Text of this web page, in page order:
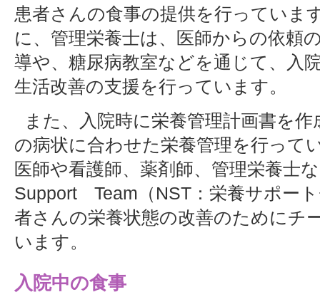
患者さんの食事の提供を行っていま
に、管理栄養士は、医師からの依頼
導や、糖尿病教室などを通じて、入
生活改善の支援を行っています。
また、入院時に栄養管理計画書を
の病状に合わせた栄養管理を行って
医師や看護師、薬剤師、管理栄養
Support Team（NST：栄養サポー
者さんの栄養状態の改善のためにチ
います。
入院中の食事